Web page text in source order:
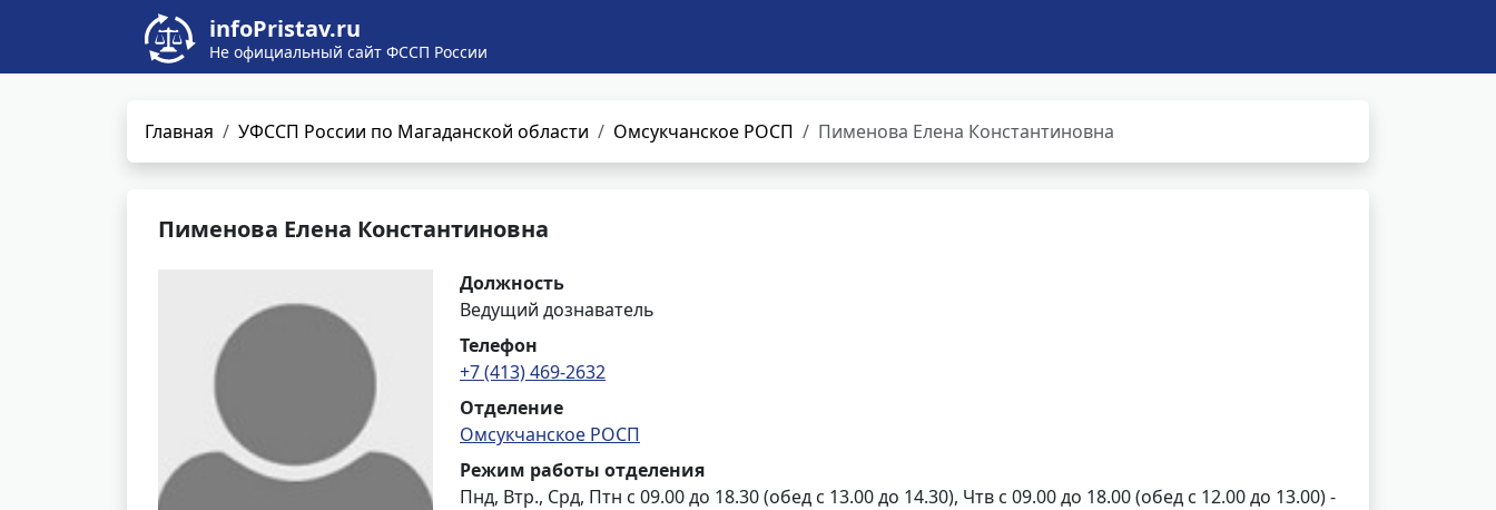
infoPristav.ru
Не официальный сайт ФССП России
Главная УФССП России по Магаданской области Омсукчанское РОСП Пименова Елена Константиновна
Пименова Елена Константиновна
Должность
Ведущий дознаватель
Телефон
+7 (413) 469-2632
Отделение
Омсукчанское РОСП
Режим работы отделения
Пнд, Втр., Срд, Птн с 09.00 до 18.30 (обед с 13.00 до 14.30), Чтв с 09.00 до 18.00 (обед с 12.00 до 13.00) -